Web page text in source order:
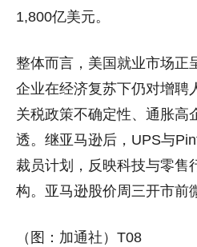
1,800亿美元。
整体而言，美国就业市场正
企业在经济复苏下仍对增聘
关税政策不确定性、通胀高
透。继亚马逊后，UPS与
裁员计划，反映科技与零售
构。亚马逊股价周三开市前
（图：加通社）T08